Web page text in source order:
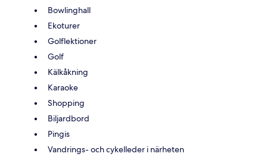
Bowlinghall
Ekoturer
Golflektioner
Golf
Kälkåkning
Karaoke
Shopping
Biljardbord
Pingis
Vandrings- och cykelleder i närheten